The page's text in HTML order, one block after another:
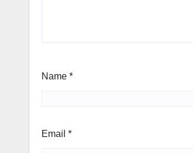
Name *
Email *